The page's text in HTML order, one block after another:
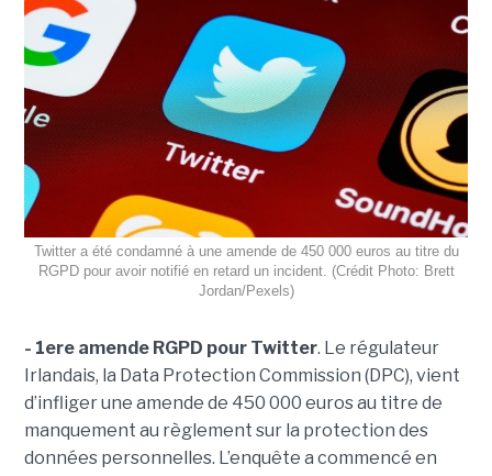
Twitter a été condamné à une amende de 450 000 euros au titre du
RGPD pour avoir notifié en retard un incident. (Crédit Photo: Brett
Jordan/Pexels)
- 1ere amende RGPD pour Twitter. Le régulateur
Irlandais, la Data Protection Commission (DPC), vient
d’infliger une amende de 450 000 euros au titre de
manquement au règlement sur la protection des
données personnelles. L’enquête a commencé en